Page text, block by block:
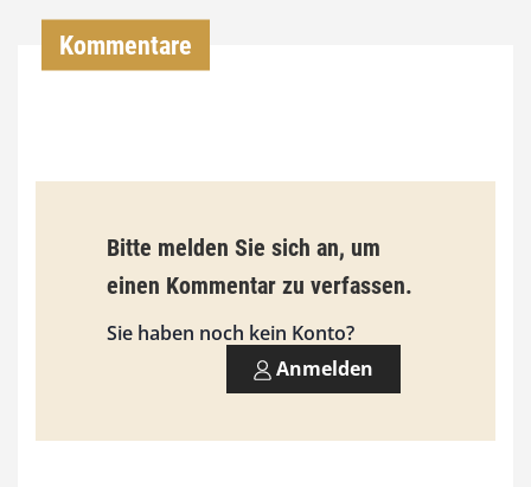
€
i
s
9
0
Kommentare
Bitte melden Sie sich an, um
einen Kommentar zu verfassen.
Sie haben noch kein Konto?
Anmelden